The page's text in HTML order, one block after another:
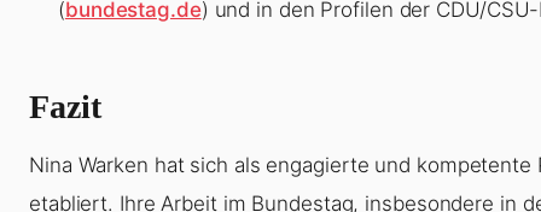
(bundestag.de) und in den Profilen der CDU/
Fazit
Nina Warken hat sich als engagierte und kompetente
etabliert. Ihre Arbeit im Bundestag, insbesondere in